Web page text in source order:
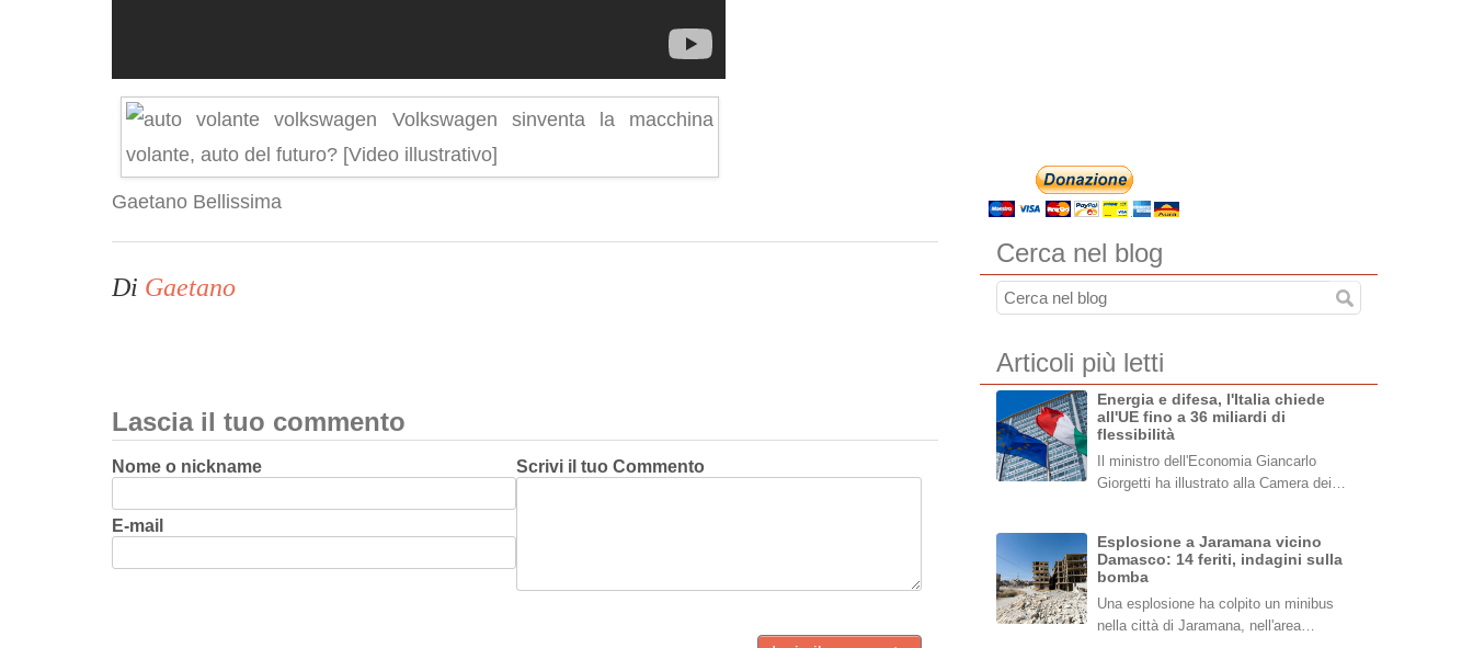
Gaetano Bellissima
Di Gaetano
Lascia il tuo commento
Nome o nickname
E-mail
Scrivi il tuo Commento
Cerca nel blog
Articoli più letti
Energia e difesa, l'Italia chiede
all'UE fino a 36 miliardi di
flessibilità
Il ministro dell'Economia Giancarlo
Giorgetti ha illustrato alla Camera dei…
Esplosione a Jaramana vicino
Damasco: 14 feriti, indagini sulla
bomba
Una esplosione ha colpito un minibus
nella città di Jaramana, nell'area…